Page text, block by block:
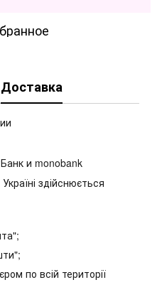
Доставка
и monobank
здійснюється
по всій території